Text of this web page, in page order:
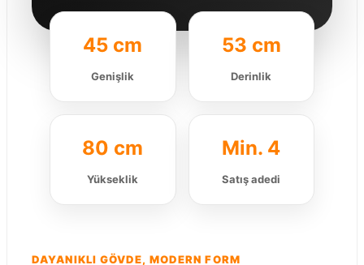
45 cm
Genişlik
53 cm
Derinlik
80 cm
Yükseklik
Min. 4
Satış adedi
DAYANIKLI GÖVDE, MODERN FORM